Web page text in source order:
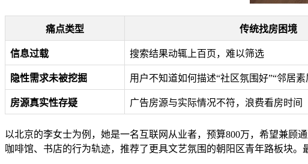
痛点类型 传统找房困境
信息过载 搜索结果动辄上百页，难以筛选
隐性需求未被挖掘 用户不知道如何描述“社区氛围好”“邻居素
房源真实性存疑 广告房源与实际情况不符，浪费看房时间
以北京的李女士为例，她是一名互联网从业者，预算800万，希望兼顾
咖啡馆、书店的行为轨迹，推荐了更具文艺氛围的朝阳区青年路板块